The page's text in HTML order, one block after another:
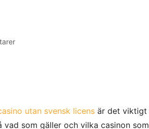
utan svensk licensär det viktigt
som gäller och vilka casinon som